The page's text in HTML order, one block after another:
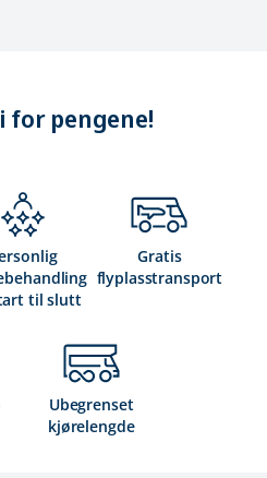
for pengene!
til slutt
Gratis
flyplasstransport
Ubegrenset
kjørelengde